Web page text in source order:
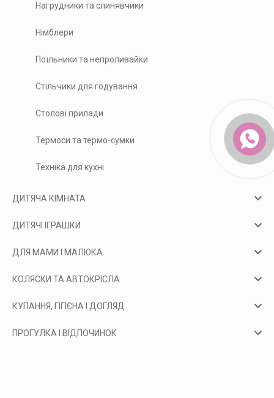
Нагрудники та слинявчики
Німблери
Поїльники та непроливайки
Стільчики для годування
Столові прилади
Термоси та термо-сумки
Техніка для кухні
ДИТЯЧА КІМНАТА
ДИТЯЧІ ІГРАШКИ
ДЛЯ МАМИ І МАЛЮКА
КОЛЯСКИ ТА АВТОКРІСЛА
КУПАННЯ, ГІГІЄНА І ДОГЛЯД
ПРОГУЛКА І ВІДПОЧИНОК